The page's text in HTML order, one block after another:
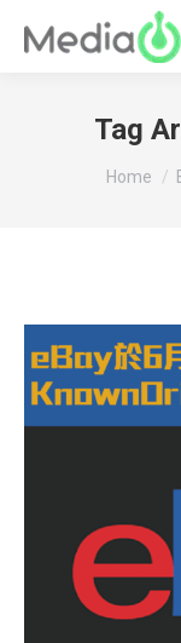
Tag
You are
Home